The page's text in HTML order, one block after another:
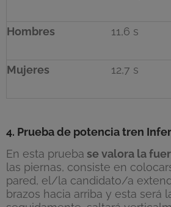
Hombres 11,6 s
Mujeres 12,7 s
4. Prueba de potencia tren
En esta prueba se valora la
las piernas, consiste en
pared, el/la candidato/a
brazos hacia arriba y esta será